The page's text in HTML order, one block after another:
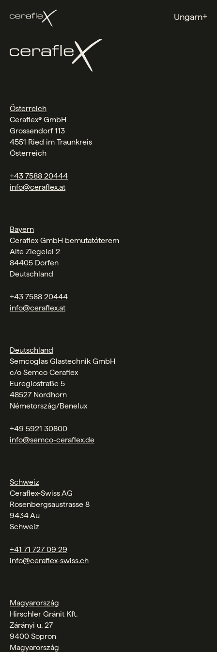
Ungarn+
Österreich
Ceraflex® GmbH
Grossendorf 113
4551 Ried im Traunkreis
Österreich
+43 7588 20444
info@ceraflex.at
Bayern
Ceraflex GmbH bemutatóterem
Alte Ziegelei 2
84405 Dorfen
Deutschland
+43 7588 20444
info@ceraflex.at
Deutschland
Semcoglas Glastechnik GmbH
c/o Semco Ceraflex
Euregiostraße 5
48527 Nordhorn
Németország/Benelux
+49 5921 30800
info@semco-ceraflex.de
Schweiz
Ceraflex-Swiss AG
Rosenbergsaustrasse 8
9434 Au
Schweiz
+41 71 727 09 29
info@ceraflex-swiss.ch
Magyarország
Hirschler Gránit Kft.
Zárányi u. 27
9400 Sopron
Magyarország